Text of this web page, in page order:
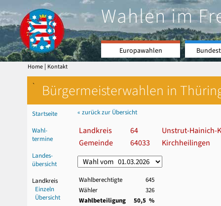
Wahlen im
Europawahlen
Home | Kontakt
` Bürgermeisterwahlen in
Startseite
Wahl-
termine
Landes-
übersicht
Landkreis
Einzeln
Übersicht
« zurück zur Übersicht
Landkreis 64
Unstrut-Hainich-
Gemeinde
64033 Kirchheilingen
Wahlberechtigte
645
Wähler
326
Wahlbeteiligung
50,5 %